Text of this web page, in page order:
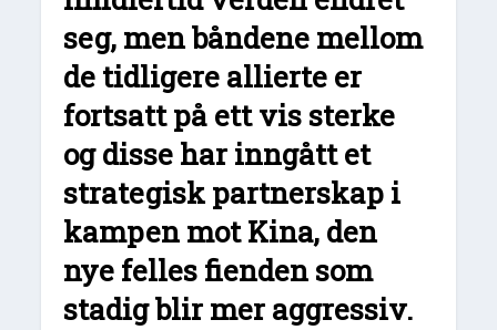
seg, men båndene mellom
de tidligere allierte er
fortsatt på ett vis sterke
og disse har inngått et
strategisk partnerskap i
kampen mot Kina, den
nye felles fienden som
stadig blir mer aggressiv.